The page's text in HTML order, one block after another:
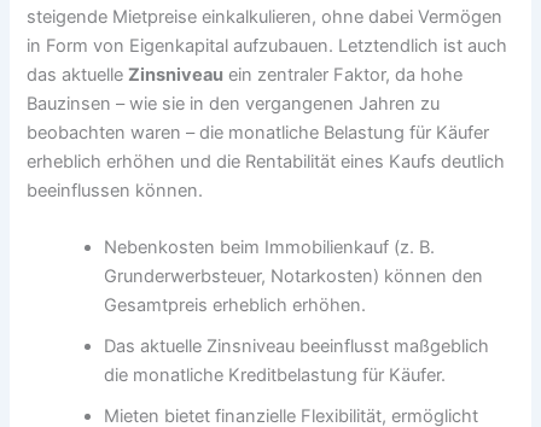
steigende Mietpreise einkalkulieren, ohne dabei Vermögen
in Form von Eigenkapital aufzubauen. Letztendlich ist auch
das aktuelleZinsniveau ein zentraler Faktor, da hohe
Bauzinsen – wie sie in den vergangenen Jahren zu
beobachten waren – die monatliche Belastung für Käufer
erheblich erhöhen und die Rentabilität eines Kaufs deutlich
beeinflussen können.
Nebenkosten beim Immobilienkauf (z. B.
Grunderwerbsteuer, Notarkosten) können den
Gesamtpreis erheblich erhöhen.
Das aktuelle Zinsniveau beeinflusst maßgeblich
die monatliche Kreditbelastung für Käufer.
Mieten bietet finanzielle Flexibilität, ermöglicht